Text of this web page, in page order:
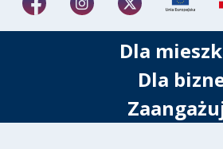
Dla
Dla